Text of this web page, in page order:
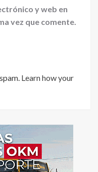
y web en
vez que comente.
Learn how your